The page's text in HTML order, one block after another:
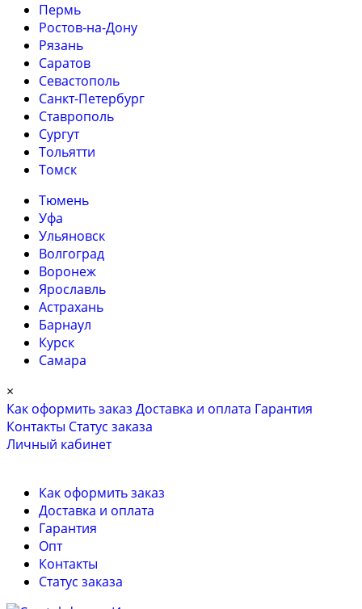
Пермь
Ростов-на-Дону
Рязань
Саратов
Севастополь
Санкт-Петербург
Ставрополь
Сургут
Тольятти
Томск
Тюмень
Уфа
Ульяновск
Волгоград
Воронеж
Ярославль
Астрахань
Барнаул
Курск
Самара
×
Как оформить заказ Доставка и оплата Гарантия
Контакты Cтатус заказа
Личный кабинет
Как оформить заказ
Доставка и оплата
Гарантия
Опт
Контакты
Cтатус заказа